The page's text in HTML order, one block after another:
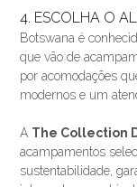
4. ESCOLHA O
Botswana é
que vão de
por acomodações
modernos e um
A The Collection
acampamentos
sustentabilidade,